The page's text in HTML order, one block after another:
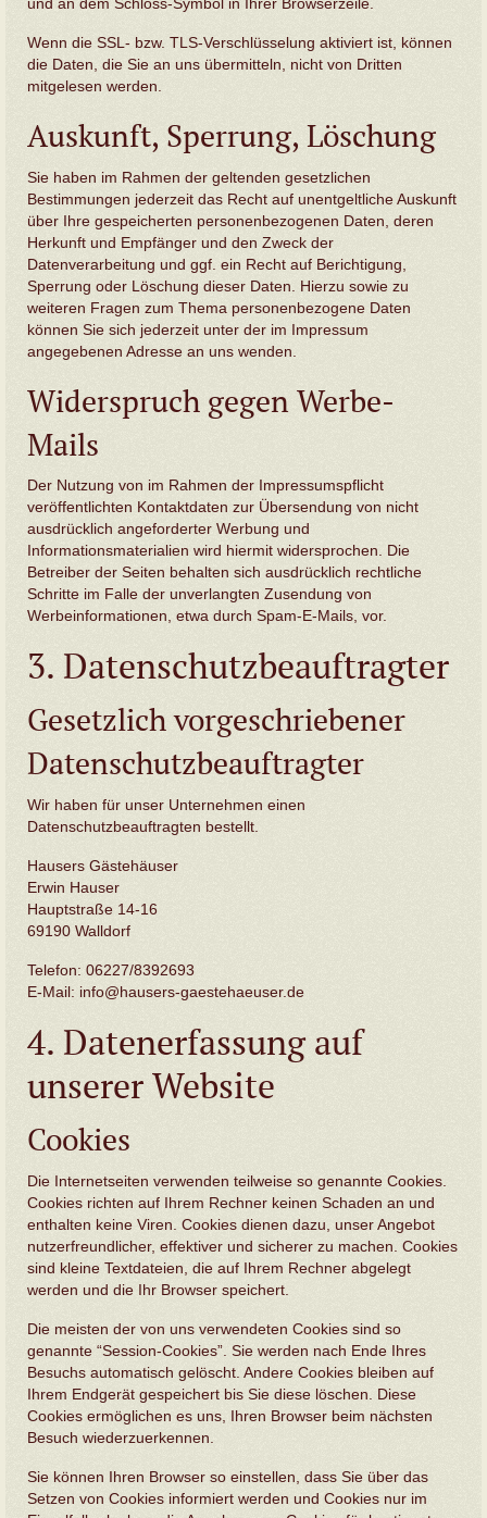
Wenn die SSL- bzw. TLS-Verschlüsselung aktiviert ist, können
die Daten, die Sie an uns übermitteln, nicht von Dritten
mitgelesen werden.
Auskunft, Sperrung, Löschung
Sie haben im Rahmen der geltenden gesetzlichen
Bestimmungen jederzeit das Recht auf unentgeltliche Auskunft
über Ihre gespeicherten personenbezogenen Daten, deren
Herkunft und Empfänger und den Zweck der
Datenverarbeitung und ggf. ein Recht auf Berichtigung,
Sperrung oder Löschung dieser Daten. Hierzu sowie zu
weiteren Fragen zum Thema personenbezogene Daten
können Sie sich jederzeit unter der im Impressum
angegebenen Adresse an uns wenden.
Widerspruch gegen Werbe-
Mails
Der Nutzung von im Rahmen der Impressumspflicht
veröffentlichten Kontaktdaten zur Übersendung von nicht
ausdrücklich angeforderter Werbung und
Informationsmaterialien wird hiermit widersprochen. Die
Betreiber der Seiten behalten sich ausdrücklich rechtliche
Schritte im Falle der unverlangten Zusendung von
Werbeinformationen, etwa durch Spam-E-Mails, vor.
3. Datenschutzbeauftragter
Gesetzlich vorgeschriebener
Datenschutzbeauftragter
Wir haben für unser Unternehmen einen
Datenschutzbeauftragten bestellt.
Hausers Gästehäuser
Erwin Hauser
Hauptstraße 14-16
69190 Walldorf
Telefon: 06227/8392693
E-Mail: info@hausers-gaestehaeuser.de
4. Datenerfassung auf
unserer Website
Cookies
Die Internetseiten verwenden teilweise so genannte Cookies.
Cookies richten auf Ihrem Rechner keinen Schaden an und
enthalten keine Viren. Cookies dienen dazu, unser Angebot
nutzerfreundlicher, effektiver und sicherer zu machen. Cookies
sind kleine Textdateien, die auf Ihrem Rechner abgelegt
werden und die Ihr Browser speichert.
Die meisten der von uns verwendeten Cookies sind so
genannte “Session-Cookies”. Sie werden nach Ende Ihres
Besuchs automatisch gelöscht. Andere Cookies bleiben auf
Ihrem Endgerät gespeichert bis Sie diese löschen. Diese
Cookies ermöglichen es uns, Ihren Browser beim nächsten
Besuch wiederzuerkennen.
Sie können Ihren Browser so einstellen, dass Sie über das
Setzen von Cookies informiert werden und Cookies nur im